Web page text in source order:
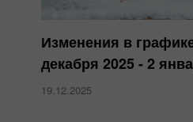
Изменения в
декабря 2025 - 2
19.12.2025